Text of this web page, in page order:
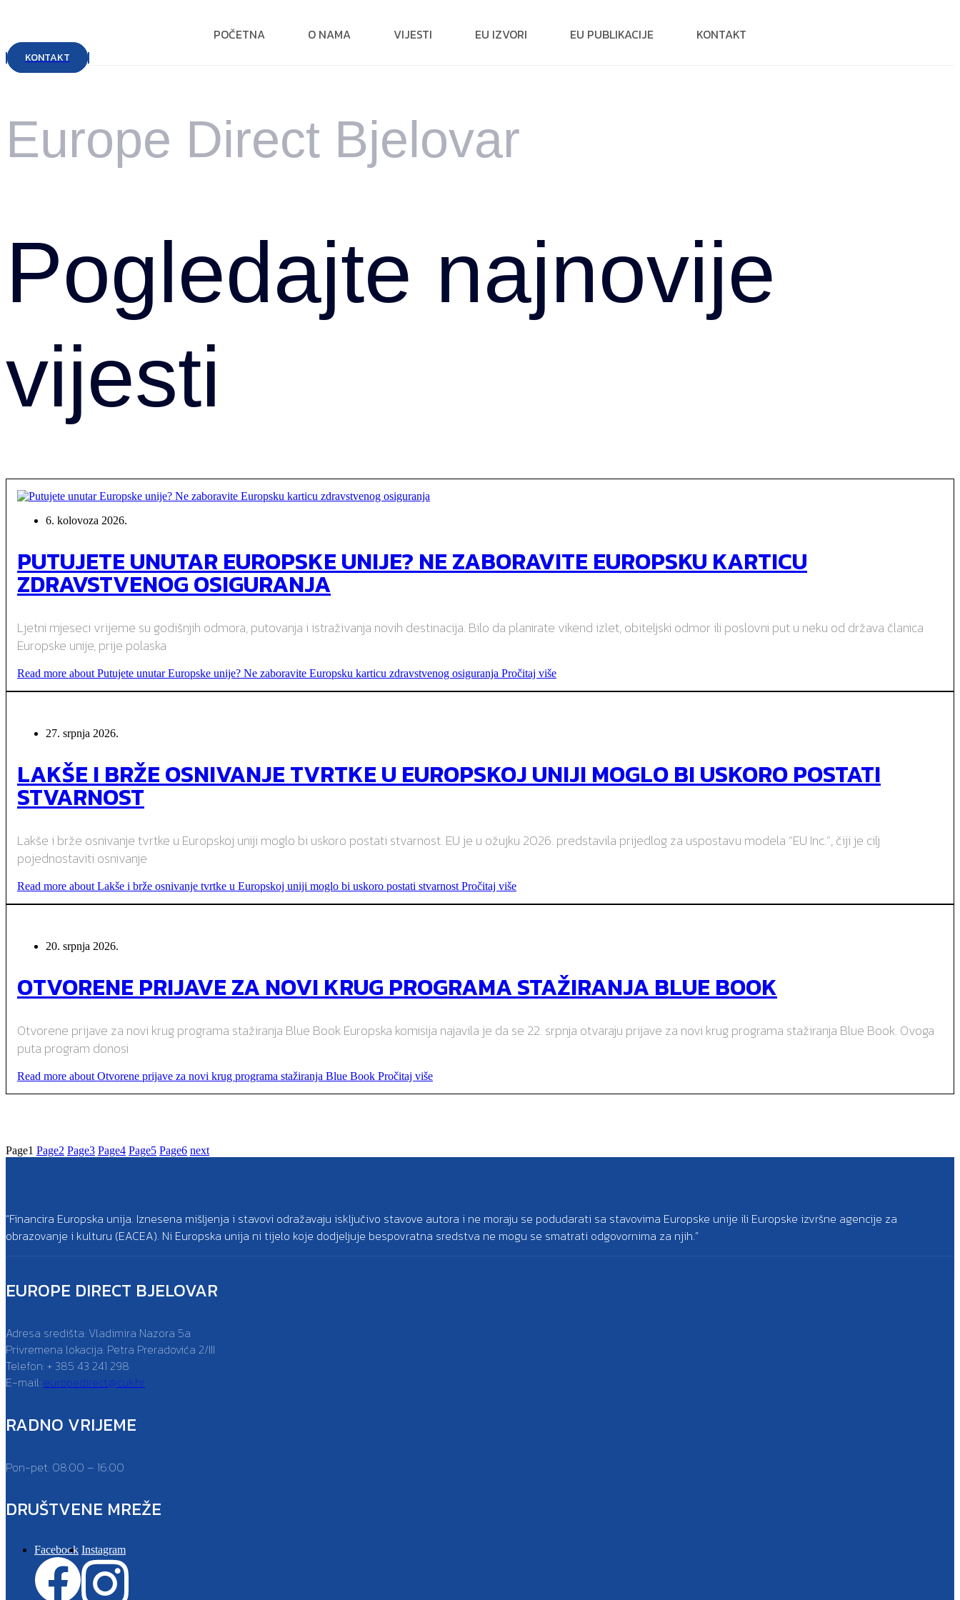
POČETNA O NAMA VIJESTI EU IZVORI EU PUBLIKACIJE KONTAKT
KONTAKT
Europe Direct Bjelovar
Pogledajte najnovije
vijesti
6. kolovoza 2026.
PUTUJETE UNUTAR EUROPSKE UNIJE? NE ZABORAVITE EUROPSKU KARTICU
ZDRAVSTVENOG OSIGURANJA
Ljetni mjeseci vrijeme su godišnjih odmora, putovanja i istraživanja novih destinacija. Bilo da planirate vikend izlet, obiteljski odmor ili poslovni put u neku od država članica
Europske unije, prije polaska
Read more about Putujete unutar Europske unije? Ne zaboravite Europsku karticu zdravstvenog osiguranja Pročitaj više
27. srpnja 2026.
LAKŠE I BRŽE OSNIVANJE TVRTKE U EUROPSKOJ UNIJI MOGLO BI USKORO POSTATI
STVARNOST
Lakše i brže osnivanje tvrtke u Europskoj uniji moglo bi uskoro postati stvarnost. EU je u ožujku 2026. predstavila prijedlog za uspostavu modela “EU Inc.”, čiji je cilj
pojednostaviti osnivanje
Read more about Lakše i brže osnivanje tvrtke u Europskoj uniji moglo bi uskoro postati stvarnost Pročitaj više
20. srpnja 2026.
OTVORENE PRIJAVE ZA NOVI KRUG PROGRAMA STAŽIRANJA BLUE BOOK
Otvorene prijave za novi krug programa stažiranja Blue Book Europska komisija najavila je da se 22. srpnja otvaraju prijave za novi krug programa stažiranja Blue Book. Ovoga
puta program donosi
Read more about Otvorene prijave za novi krug programa stažiranja Blue Book Pročitaj više
Page1 Page2 Page3 Page4 Page5 Page6 next
“Financira Europska unija. Iznesena mišljenja i stavovi odražavaju isključivo stavove autora i ne moraju se podudarati sa stavovima Europske unije ili Europske izvršne agencije za
obrazovanje i kulturu (EACEA). Ni Europska unija ni tijelo koje dodjeljuje bespovratna sredstva ne mogu se smatrati odgovornima za njih.”
EUROPE DIRECT BJELOVAR
Adresa središta: Vladimira Nazora 5a
Privremena lokacija: Petra Preradovića 2/III
Telefon: + 385 43 241 298
E-mail: europedirect@cuk.hr
RADNO VRIJEME
Pon-pet: 08:00 – 16:00
DRUŠTVENE MREŽE
Facebook Instagram